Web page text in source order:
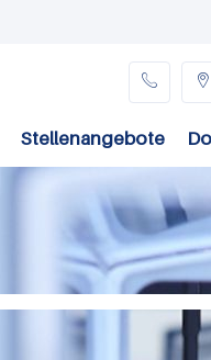
Stellenangebote
 